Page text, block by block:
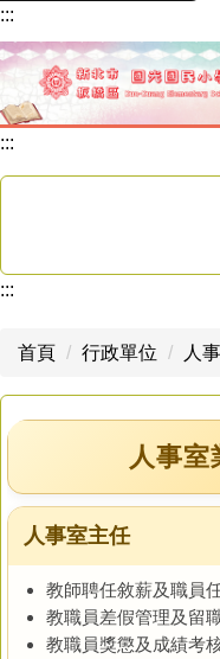
跳
到
要
內
:::
:::
人事室
主計室
附設幼兒園
:::
首頁 行政單位 人
人事室
人事室主任
教師聘任敘薪及職員
教職員差假管理及留
教職員獎懲及成績考